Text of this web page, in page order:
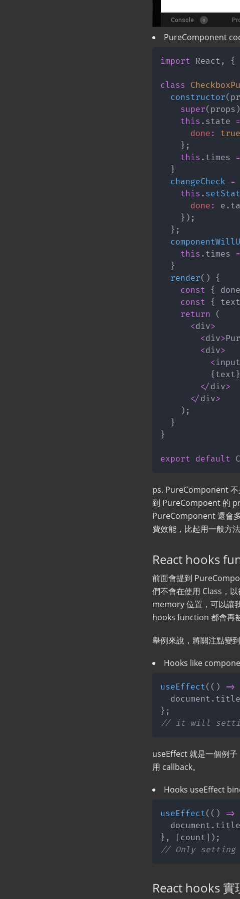
PureComponent
import React , {
class
constructor(
super( props )
this . state =
done : true
} ;
this . times =
}
changeCheck =
this .
done : e .
} ) ;
} ;
this . times =
}
render( )
{
const
{ done
const
{ text
return
(
<div>
<div>
<div>
<
{ text }
</div>
</div>
) ;
}
}
export default
ps. PureComponent 不
到 PureCompoent 的
PureComponent 還會
費效能，比起用一般方法
React hooks
前面會提到
們不會在使用 Class，
memory 位置，可以讓
hooks function 都會再
舉例來說，將關注點變
Hooks like
useEffect( ( ) =>
  document
. title
} ;
// it will
useEffect 就是一個例
用 callback。
Hooks useEffect
useEffect( ( ) =>
  document
. title
} , [ count] ) ;
// Only setting
React hooks